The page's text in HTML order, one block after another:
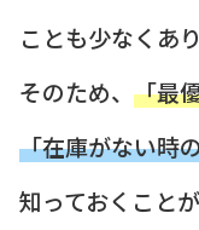
ことも少なくあ
そのため、 「最
「在庫がない時
知っておくこと